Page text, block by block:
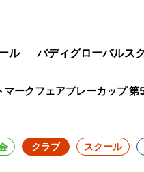
ル バディグローバルス
マークフェアプレーカップ 第
クラブ スクール